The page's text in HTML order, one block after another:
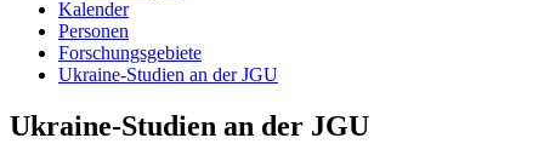
Kalender
Personen
Forschungsgebiete
Ukraine-Studien an der JGU
Ukraine-Studien an der JGU